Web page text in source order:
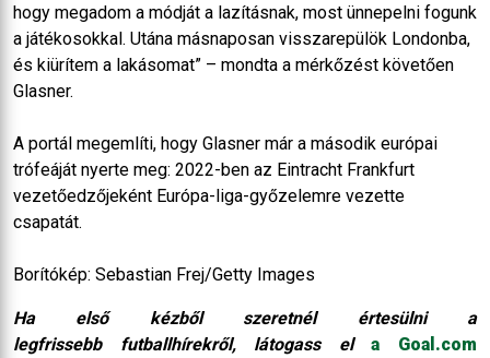
hogy megadom a módját a lazításnak, most ünnepelni fogunk
a játékosokkal. Utána másnaposan visszarepülök Londonba,
és kiürítem a lakásomat” – mondta a mérkőzést követően
Glasner.
A portál megemlíti, hogy Glasner már a második európai
trófeáját nyerte meg: 2022-ben az Eintracht Frankfurt
vezetőedzőjeként Európa-liga-győzelemre vezette
csapatát.
Borítókép: Sebastian Frej/Getty Images
Ha első kézből szeretnél értesülni a
legfrissebb futballhírekről, látogass ela Goal.com